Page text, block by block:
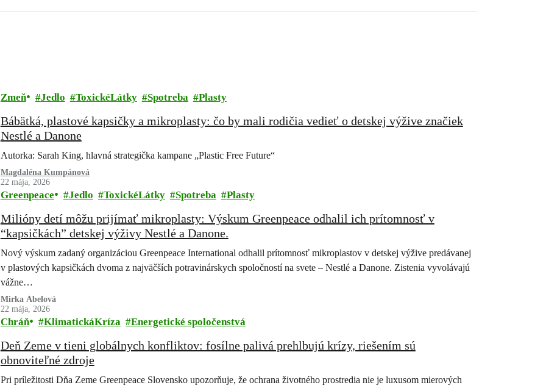
Zmeň Jedlo ToxickéLátky Spotreba Plasty
Bábätká, plastové kapsičky a mikroplasty: čo by mali rodičia vedieť o detskej výžive značiek
Nestlé a Danone
Autorka: Sarah King, hlavná strategička kampane „Plastic Free Future“
Magdaléna Kumpánová
22 mája, 2026
Greenpeace Jedlo ToxickéLátky Spotreba Plasty
Milióny detí môžu prijímať mikroplasty: Výskum Greenpeace odhalil ich prítomnosť v
“kapsičkách” detskej výživy Nestlé a Danone.
Nový výskum zadaný organizáciou Greenpeace International odhalil prítomnosť mikroplastov v detskej výžive predávanej
v plastových kapsičkách dvoma z najväčších potravinárskych spoločností na svete – Nestlé a Danone. Zistenia vyvolávajú
vážne…
Mirka Ábelová
22 mája, 2026
Chráň KlimatickáKríza Energetické spoločenstvá
Deň Zeme v tieni globálnych konfliktov: fosílne palivá prehlbujú krízy, riešením sú
obnoviteľné zdroje
Pri príležitosti Dňa Zeme Greenpeace Slovensko upozorňuje, že ochrana životného prostredia nie je luxusom mierových